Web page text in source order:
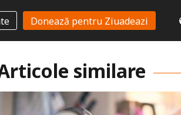
Donează pentru Ziuadeazi
similare